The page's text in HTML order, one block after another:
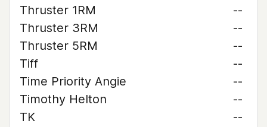
Thruster 1RM
--
Thruster 3RM
--
Thruster 5RM
--
Tiff
--
Time Priority Angie
--
Timothy Helton
--
TK
--